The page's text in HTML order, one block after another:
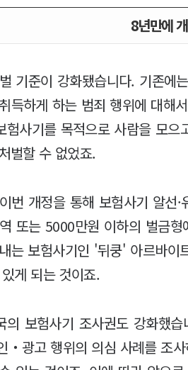
8년만에
기준이 강화됐습니다. 기존에
득하게 하는 범죄 행위에 대해
험사기를 목적으로 사람을 모
벌할 수 없었죠.
번 개정을 통해 보험사기 알선
또는 5000만원 이하의 벌금
는 보험사기인 '뒤쿵' 아르바
게 되는 것이죠.
의 보험사기 조사권도 강화했
광고 행위의 의심 사례를 조